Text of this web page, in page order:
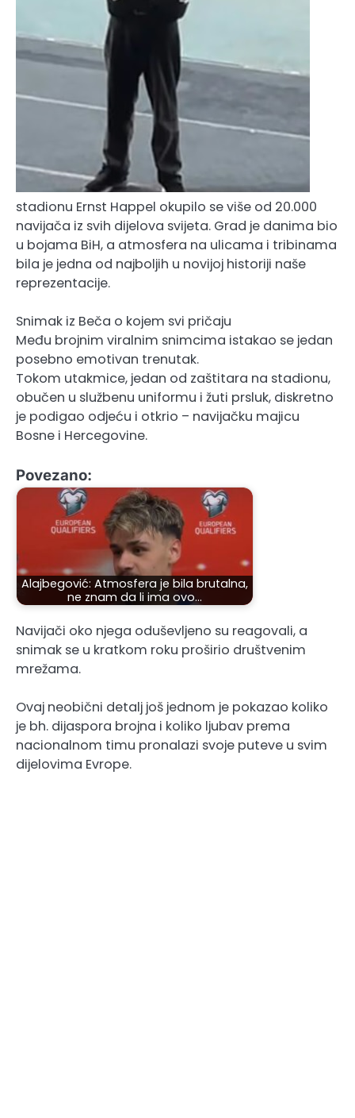
stadionu Ernst Happel okupilo se više od 20.000
navijača iz svih dijelova svijeta. Grad je danima bio
u bojama BiH, a atmosfera na ulicama i tribinama
bila je jedna od najboljih u novijoj historiji naše
reprezentacije.
Snimak iz Beča o kojem svi pričaju
Među brojnim viralnim snimcima istakao se jedan
posebno emotivan trenutak.
Tokom utakmice, jedan od zaštitara na stadionu,
obučen u službenu uniformu i žuti prsluk, diskretno
je podigao odjeću i otkrio – navijačku majicu
Bosne i Hercegovine.
Povezano:
Alajbegović: Atmosfera je bila brutalna,
ne znam da li ima ovo…
Navijači oko njega oduševljeno su reagovali, a
snimak se u kratkom roku proširio društvenim
mrežama.
Ovaj neobični detalj još jednom je pokazao koliko
je bh. dijaspora brojna i koliko ljubav prema
nacionalnom timu pronalazi svoje puteve u svim
dijelovima Evrope.